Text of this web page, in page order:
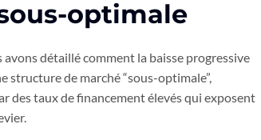
optimale
détaillé comment la baisse progressive
structure de marché “sous-optimale”,
des taux de financement élevés qui exposent